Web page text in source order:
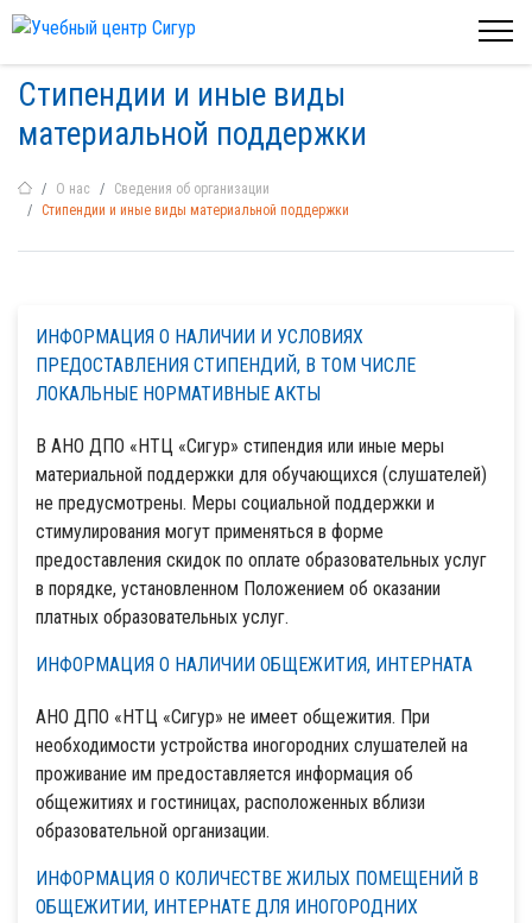
Стипендии и иные виды
материальной поддержки
О нас
Сведения об организации
Стипендии и иные виды материальной поддержки
ИНФОРМАЦИЯ О НАЛИЧИИ И УСЛОВИЯХ
ПРЕДОСТАВЛЕНИЯ СТИПЕНДИЙ, В ТОМ ЧИСЛЕ
ЛОКАЛЬНЫЕ НОРМАТИВНЫЕ АКТЫ
В АНО ДПО «НТЦ «Сигур» стипендия или иные меры
материальной поддержки для обучающихся (слушателей)
не предусмотрены. Меры социальной поддержки и
стимулирования могут применяться в форме
предоставления скидок по оплате образовательных услуг
в порядке, установленном Положением об оказании
платных образовательных услуг.
ИНФОРМАЦИЯ О НАЛИЧИИ ОБЩЕЖИТИЯ, ИНТЕРНАТА
АНО ДПО «НТЦ «Сигур» не имеет общежития. При
необходимости устройства иногородних слушателей на
проживание им предоставляется информация об
общежитиях и гостиницах, расположенных вблизи
образовательной организации.
ИНФОРМАЦИЯ О КОЛИЧЕСТВЕ ЖИЛЫХ ПОМЕЩЕНИЙ В
ОБЩЕЖИТИИ, ИНТЕРНАТЕ ДЛЯ ИНОГОРОДНИХ